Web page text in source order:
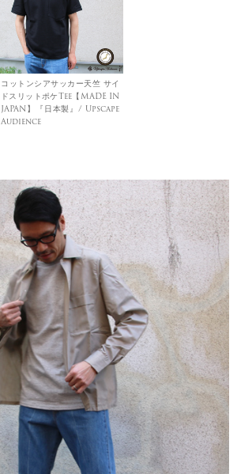
コットンシアサッカー天竺 サイ
ドスリットポケTee【MADE IN
JAPAN】『日本製』/ Upscape
Audience